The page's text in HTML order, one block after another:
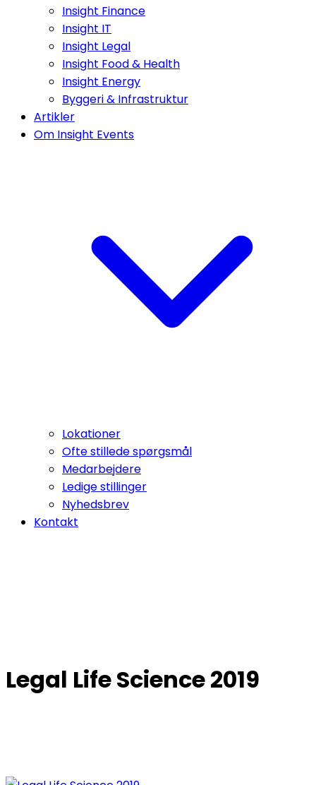
Insight Finance
Insight IT
Insight Legal
Insight Food & Health
Insight Energy
Byggeri & Infrastruktur
Artikler
Om Insight Events
Lokationer
Ofte stillede spørgsmål
Medarbejdere
Ledige stillinger
Nyhedsbrev
Kontakt
Legal Life Science 2019